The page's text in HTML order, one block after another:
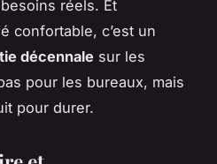
réels. Et
confortable, c’est un
décennale sur les
pour les bureaux, mais
pour durer.